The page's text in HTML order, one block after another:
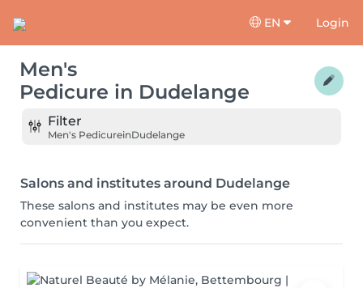
EN Login
Men's
Pedicure in Dudelange
Filter
Men's PedicureinDudelange
Salons and institutes around Dudelange
These salons and institutes may be even more
convenient than you expect.